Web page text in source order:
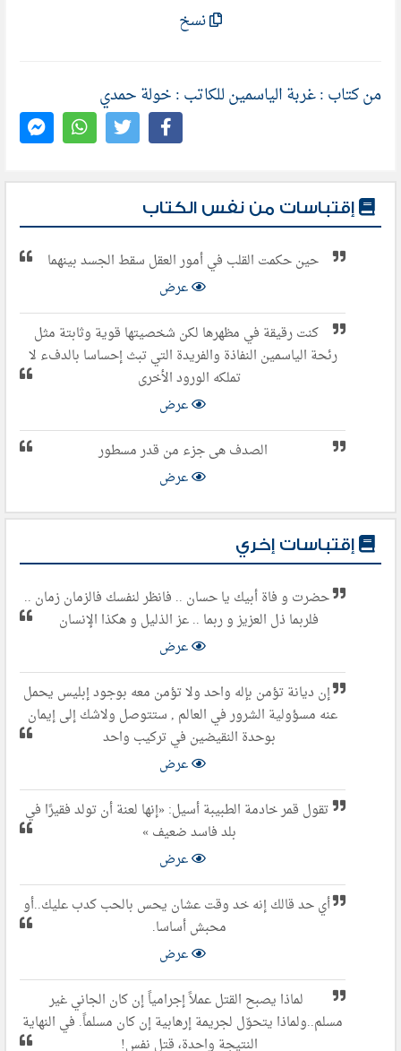
نسخ
من كتاب : غربة الياسمين للكاتب : خولة حمدي
إقتباسات من نفس الكتاب
حين حكمت القلب في أمور العقل سقط الجسد بينهما
عرض
كنت رقيقة في مظهرها لكن شخصيتها قوية وثابتة مثل
رئحة الياسمين النفاذة والفريدة التي تبث إحساسا بالدفء لا
تملكه الورود الأخرى
عرض
الصدف هى جزء من قدر مسطور
عرض
إقتباسات إخري
حضرت و فاة أبيك يا حسان .. فانظر لنفسك فالزمان زمان ..
فلربما ذل العزيز و ربما .. عز الذليل و هكذا الإنسان
عرض
إن ديانة تؤمن بإله واحد ولا تؤمن معه بوجود إبليس يحمل
عنه مسؤولية الشرور في العالم , ستتوصل ولاشك إلى إيمان
بوحدة النقيضين في تركيب واحد
عرض
تقول قمر خادمة الطبيبة أسيل: «إنها لعنة أن تولد فقيرًا في
بلد فاسد ضعيف »
عرض
أي حد قالك إنه خد وقت عشان يحس بالحب كدب عليك..أو
محبش أساسا.
عرض
لماذا يصبح القتل عملاً إجرامياً إن كان الجاني غير
مسلم..ولماذا يتحوّل لجريمة إرهابية إن كان مسلماً. في النهاية
النتيجة واحدة، قتل نفس!